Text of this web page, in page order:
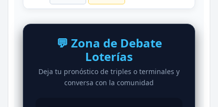
💬 Zona de Debate
Loterías
Deja tu pronóstico de triples o terminales y
conversa con la comunidad